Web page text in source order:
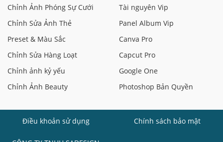
Chỉnh Ảnh Phóng Sự Cưới
Chỉnh Sửa Ảnh Thẻ
Preset & Màu Sắc
Chỉnh Sửa Hàng Loạt
Chỉnh ảnh kỷ yếu
Chỉnh Ảnh Beauty
Tài nguyên Vip
Panel Album Vip
Canva Pro
Capcut Pro
Google One
Photoshop Bản Quyền
Điều khoản sử dụng Chính sách bảo mật